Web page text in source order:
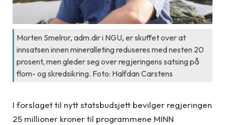
Morten Smelror, adm.dir i NGU, er skuffet over at
innsatsen innen mineralleting reduseres med nesten 20
prosent, men gleder seg over regjeringens satsing på
flom- og skredsikring. Foto: Halfdan Carstens
I forslaget til nytt statsbudsjett bevilger regjeringen
25 millioner kroner til programmene MINN